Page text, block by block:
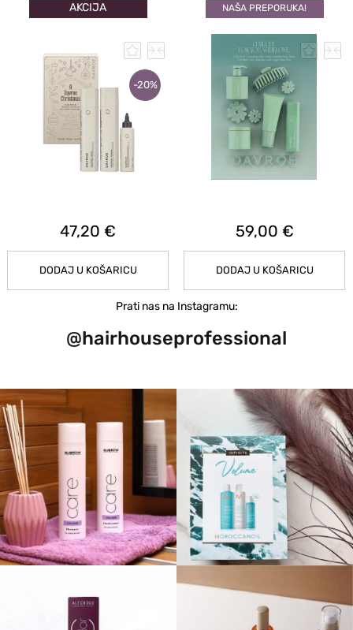
AKCIJA
-20%
47,20 €
DODAJ U KOŠARICU
NAŠA PREPORUKA!
59,00 €
DODAJ U KOŠARICU
Prati nas na Instagramu:
@hairhouseprofessional